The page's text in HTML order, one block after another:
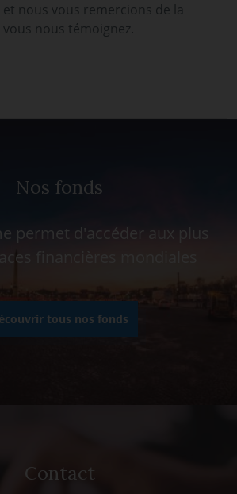
et nous vous remercions de la
nous témoignez.
Nos fonds
permet d'accéder aux plus
financières mondiales
tous nos fonds
Contact